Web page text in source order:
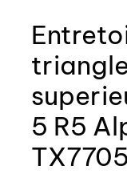
5 R5